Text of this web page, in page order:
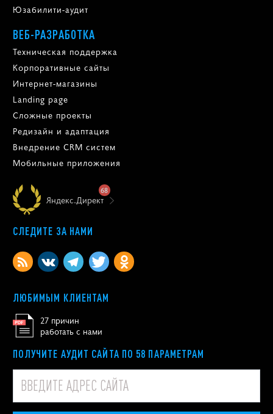
Юзабилити-аудит
ВЕБ-РАЗРАБОТКА
Техническая поддержка
Корпоративные сайты
Интернет-магазины
Landing page
Сложные проекты
Редизайн и адаптация
Внедрение CRM систем
Мобильные приложения
Яндекс.Директ
68
СЛЕДИТЕ ЗА НАМИ
ЛЮБИМЫМ КЛИЕНТАМ
27 причин
работать с нами
ПОЛУЧИТЕ АУДИТ САЙТА ПО 58 ПАРАМЕТРАМ